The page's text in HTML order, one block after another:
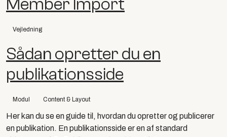
Member Import
Vejledning
Sådan opretter du en
publikationsside
Modul Content & Layout
Her kan du se en guide til, hvordan du opretter og publicerer
en publikation. En publikationsside er en af standard